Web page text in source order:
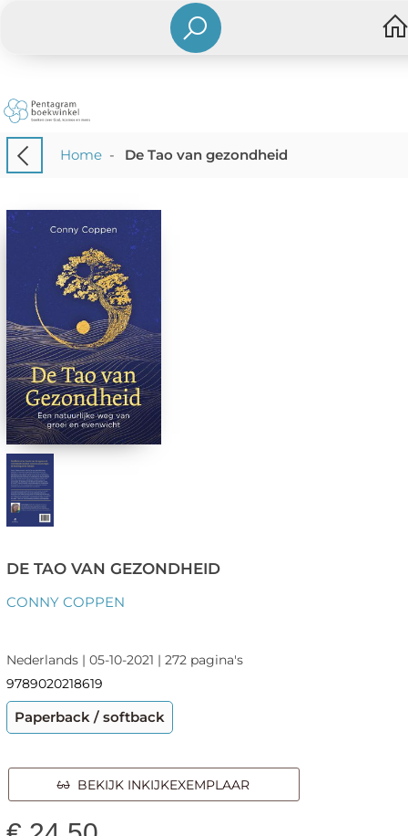
Home- De Tao van gezondheid
DE TAO VAN GEZONDHEID
CONNY COPPEN
Nederlands | 05-10-2021 | 272 pagina's
9789020218619
Paperback / softback
BEKIJK INKIJKEXEMPLAAR